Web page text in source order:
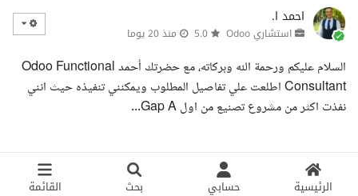
الرئيسية حسابي بحث القائمة
احمد ا.
استشاري Odoo منذ 20 يوما
السلام عليكم ورحمة الله وبركاته، مع حضرتك أحمد Odoo Functional
Consultant اطلعت علي تفاصيل المطلوب ويمكنني تنفيذه حيث انني
نفذت اكثر من مشروع تصنيع من اول Gap A...